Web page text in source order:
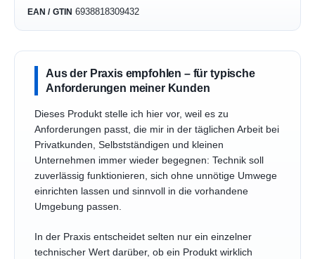
EAN / GTIN 6938818309432
Aus der Praxis empfohlen – für typische
Anforderungen meiner Kunden
Dieses Produkt stelle ich hier vor, weil es zu
Anforderungen passt, die mir in der täglichen Arbeit bei
Privatkunden, Selbstständigen und kleinen
Unternehmen immer wieder begegnen: Technik soll
zuverlässig funktionieren, sich ohne unnötige Umwege
einrichten lassen und sinnvoll in die vorhandene
Umgebung passen.
In der Praxis entscheidet selten nur ein einzelner
technischer Wert darüber, ob ein Produkt wirklich